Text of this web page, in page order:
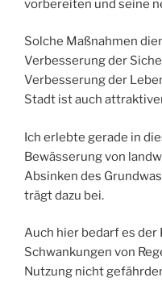
vorbereiten und seine
Solche Maßnahmen
Verbesserung der
Verbesserung der
Stadt ist auch
Ich erlebte gerade in
Bewässerung von
Absinken des
trägt dazu bei.
Auch hier bedarf es der
Schwankungen von
Nutzung nicht